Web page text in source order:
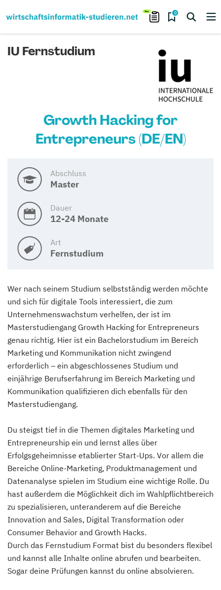
0
IU Fernstudium
Growth Hacking for
Entrepreneurs (DE/EN)
Abschluss
Master
Dauer
12-24 Monate
Art
Fernstudium
Wer nach seinem Studium selbstständig werden möchte
und sich für digitale Tools interessiert, die zum
Unternehmenswachstum verhelfen, der ist im
Masterstudiengang Growth Hacking for Entrepreneurs
genau richtig. Hier ist ein Bachelorstudium im Bereich
Marketing und Kommunikation nicht zwingend
erforderlich – ein abgeschlossenes Studium und
einjährige Berufserfahrung im Bereich Marketing und
Kommunikation qualifizieren dich ebenfalls für den
Masterstudiengang.
Du steigst tief in die Themen digitales Marketing und
Entrepreneurship ein und lernst alles über
Erfolgsgeheimnisse etablierter Start-Ups. Vor allem die
Bereiche Online-Marketing, Produktmanagement und
Datenanalyse spielen im Studium eine wichtige Rolle. Du
hast außerdem die Möglichkeit dich im Wahlpflichtbereich
zu spezialisieren, unteranderem auf die Bereiche
Innovation and Sales, Digital Transformation oder
Consumer Behavior and Growth Hacks.
Durch das Fernstudium Format bist du besonders flexibel
und kannst alle Inhalte online abrufen und bearbeiten.
Sogar deine Prüfungen kannst du online absolvieren.